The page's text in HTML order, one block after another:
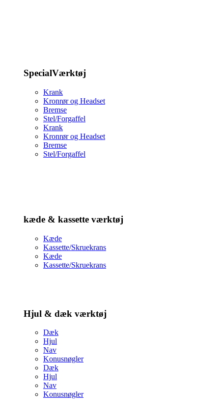
SpecialVærktøj
Krank
Kronrør og Headset
Bremse
Stel/Forgaffel
Krank
Kronrør og Headset
Bremse
Stel/Forgaffel
kæde & kassette værktøj
Kæde
Kassette/Skruekrans
Kæde
Kassette/Skruekrans
Hjul & dæk værktøj
Dæk
Hjul
Nav
Konusnøgler
Dæk
Hjul
Nav
Konusnøgler